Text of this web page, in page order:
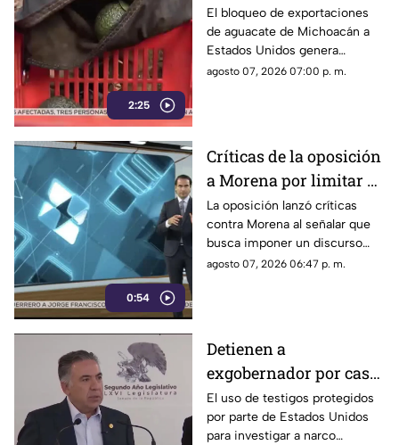
2:25
el bloqueo de Estados
Unidos al aguacate de
Michoacán
El bloqueo de exportaciones
de aguacate de Michoacán a
Estados Unidos genera
pérdidas millonarias.
agosto 07, 2026 07:00 p. m.
0:54
Críticas de la oposición
a Morena por limitar el
debate político
La oposición lanzó críticas
contra Morena al señalar que
busca imponer un discurso
único y limitar las voces que
agosto 07, 2026 06:47 p. m.
Detienen a
exgobernador por caso
Ayotzinapa y desaforan
a alcaldes
El uso de testigos protegidos
por parte de Estados Unidos
para investigar a narco